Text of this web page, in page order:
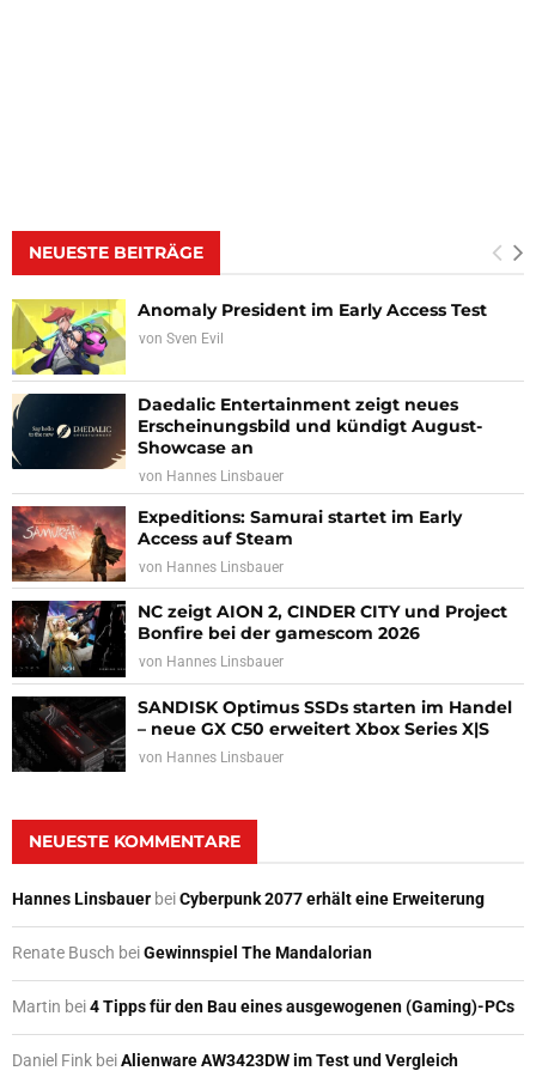
NEUESTE BEITRÄGE
Anomaly President im Early Access Test
von Sven Evil
Daedalic Entertainment zeigt neues
Erscheinungsbild und kündigt August-
Showcase an
von Hannes Linsbauer
Expeditions: Samurai startet im Early
Access auf Steam
von Hannes Linsbauer
NC zeigt AION 2, CINDER CITY und Project
Bonfire bei der gamescom 2026
von Hannes Linsbauer
SANDISK Optimus SSDs starten im Handel
– neue GX C50 erweitert Xbox Series X|S
von Hannes Linsbauer
NEUESTE KOMMENTARE
Hannes Linsbauer beiCyberpunk 2077 erhält eine Erweiterung
Renate Busch beiGewinnspiel The Mandalorian
Martin bei4 Tipps für den Bau eines ausgewogenen (Gaming)-PCs
Daniel Fink beiAlienware AW3423DW im Test und Vergleich